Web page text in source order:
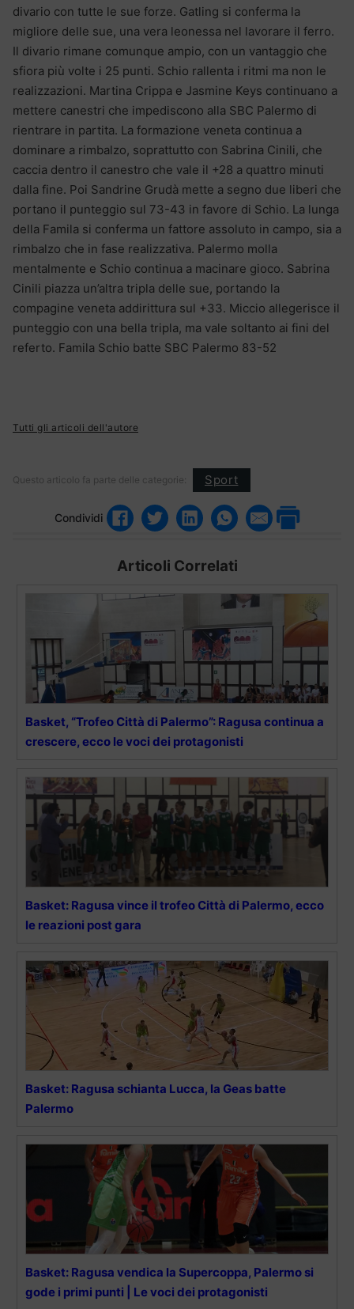
divario con tutte le sue forze. Gatling si conferma la
migliore delle sue, una vera leonessa nel lavorare il ferro.
Il divario rimane comunque ampio, con un vantaggio che
sfiora più volte i 25 punti. Schio rallenta i ritmi ma non le
realizzazioni. Martina Crippa e Jasmine Keys continuano a
mettere canestri che impediscono alla SBC Palermo di
rientrare in partita. La formazione veneta continua a
dominare a rimbalzo, soprattutto con Sabrina Cinili, che
caccia dentro il canestro che vale il +28 a quattro minuti
dalla fine. Poi Sandrine Grudà mette a segno due liberi che
portano il punteggio sul 73-43 in favore di Schio. La lunga
della Famila si conferma un fattore assoluto in campo, sia a
rimbalzo che in fase realizzativa. Palermo molla
mentalmente e Schio continua a macinare gioco. Sabrina
Cinili piazza un’altra tripla delle sue, portando la
compagine veneta addirittura sul +33. Miccio allegerisce il
punteggio con una bella tripla, ma vale soltanto ai fini del
referto. Famila Schio batte SBC Palermo 83-52
Tutti gli articoli dell'autore
Questo articolo fa parte delle categorie: Sport
Condividi
Articoli Correlati
Basket, “Trofeo Città di Palermo”: Ragusa continua a
crescere, ecco le voci dei protagonisti
Basket: Ragusa vince il trofeo Città di Palermo, ecco
le reazioni post gara
Basket: Ragusa schianta Lucca, la Geas batte
Palermo
Basket: Ragusa vendica la Supercoppa, Palermo si
gode i primi punti | Le voci dei protagonisti